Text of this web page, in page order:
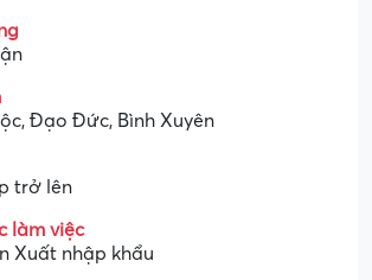
Đạo Đức, Bình Xuyên
trở lên
làm việc
Xuất nhập khẩu